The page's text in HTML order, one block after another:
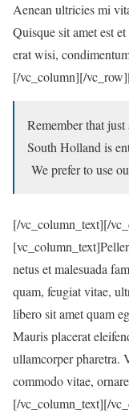
Aenean ultricies mi
Quisque sit amet est
erat wisi,
[/vc_column][/
Remember that
South Holland is
We prefer to use
[/vc_column_text][/
netus et malesuada
quam, feugiat vitae,
libero sit amet quam
Mauris placerat
ullamcorper pharetra.
commodo vitae,
[/vc_column_text][/